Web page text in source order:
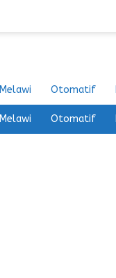
Melawi Otomatif
Melawi Otomatif